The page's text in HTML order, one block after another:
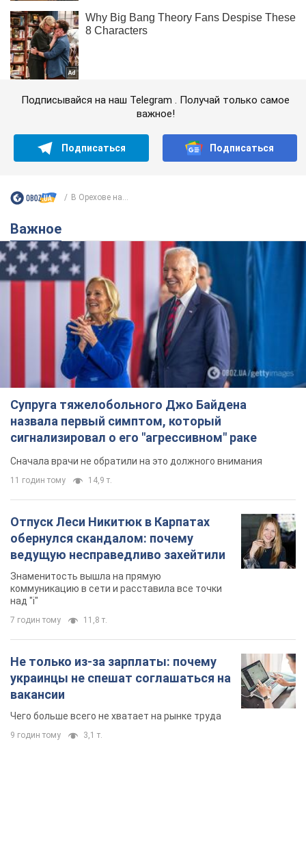
Подписывайся на наш Telegram . Получай только самое
важное!
Подписаться Подписаться
В Орехове на...
Важное
Супруга тяжелобольного Джо Байдена
назвала первый симптом, который
сигнализировал о его "агрессивном" раке
Сначала врачи не обратили на это должного внимания
11 годин тому 14,9 т.
Отпуск Леси Никитюк в Карпатах
обернулся скандалом: почему
ведущую несправедливо захейтили
Знаменитость вышла на прямую
коммуникацию в сети и расставила все точки
над "i"
7 годин тому 11,8 т.
Не только из-за зарплаты: почему
украинцы не спешат соглашаться на
вакансии
Чего больше всего не хватает на рынке труда
9 годин тому 3,1 т.